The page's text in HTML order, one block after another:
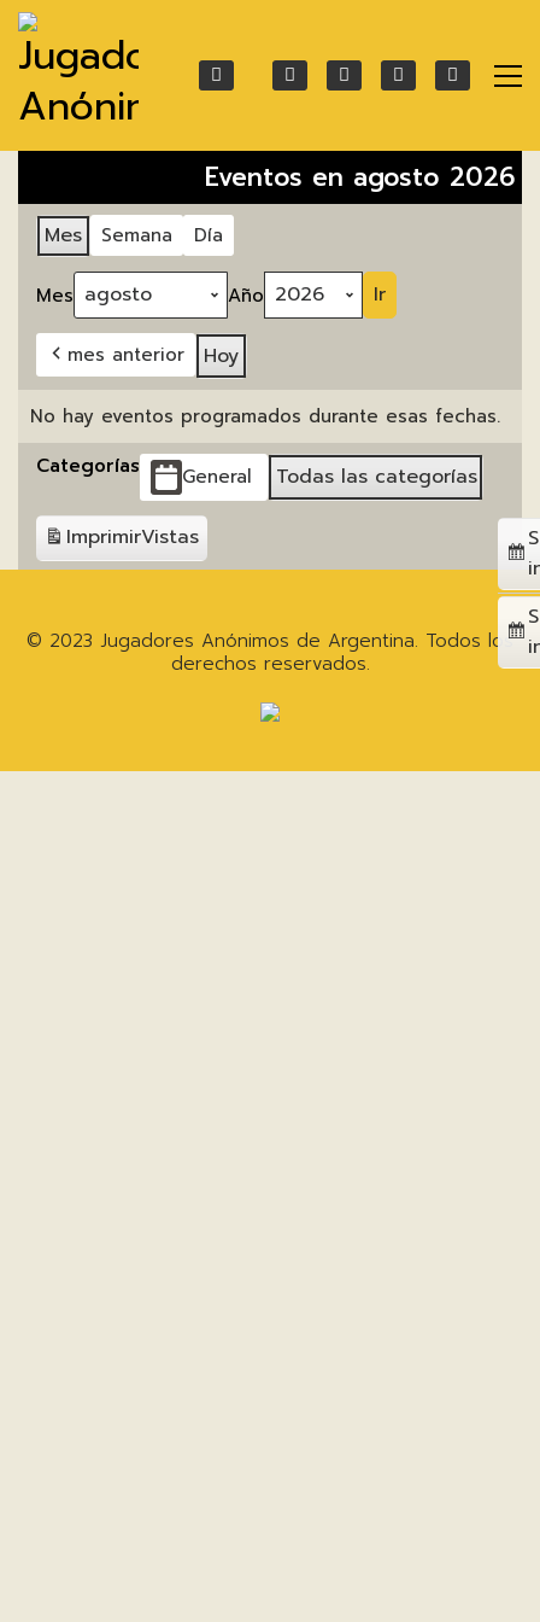
Eventos en agosto 2026
Mes Semana Día
Mes Año
mes anterior Hoy
No hay eventos programados durante esas fechas.
Categorías
General Todas las categorías
ImprimirVistas
© 2023 Jugadores Anónimos de Argentina. Todos los
derechos reservados.